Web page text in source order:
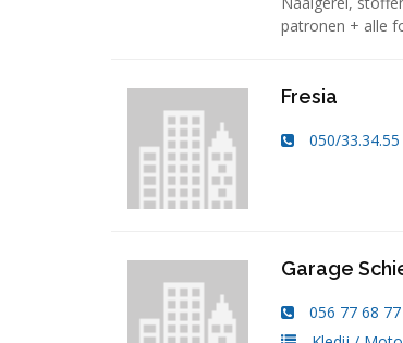
patronen + alle
Fresia
050/33.34.55
Garage
056 77 68 77